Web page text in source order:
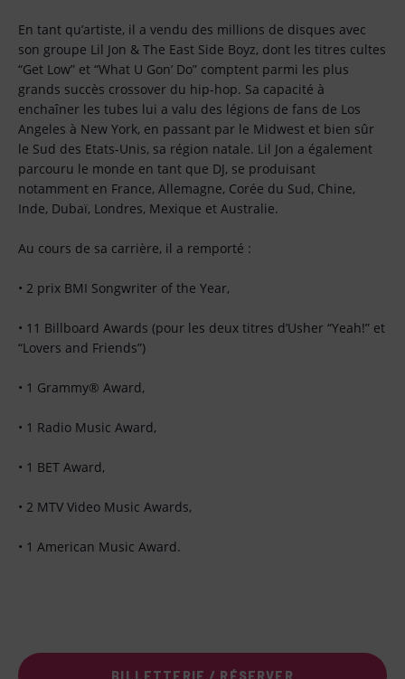
En tant qu’artiste, il a vendu des millions de disques avec
son groupe Lil Jon & The East Side Boyz, dont les titres cultes
“Get Low” et “What U Gon’ Do” comptent parmi les plus
grands succès crossover du hip-hop. Sa capacité à
enchaîner les tubes lui a valu des légions de fans de Los
Angeles à New York, en passant par le Midwest et bien sûr
le Sud des Etats-Unis, sa région natale. Lil Jon a également
parcouru le monde en tant que DJ, se produisant
notamment en France, Allemagne, Corée du Sud, Chine,
Inde, Dubaï, Londres, Mexique et Australie.
Au cours de sa carrière, il a remporté :
• 2 prix BMI Songwriter of the Year,
• 11 Billboard Awards (pour les deux titres d’Usher “Yeah!” et
“Lovers and Friends”)
• 1 Grammy® Award,
• 1 Radio Music Award,
• 1 BET Award,
• 2 MTV Video Music Awards,
• 1 American Music Award.
BILLETTERIE / RÉSERVER